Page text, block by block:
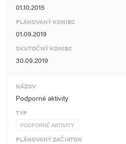
01.10.2015
PLÁNOVANÝ KONIEC
01.09.2019
SKUTOČNÝ KONIEC
30.09.2019
NÁZOV
Podporné aktivity
TYP
PODPORNÉ AKTIVITY
PLÁNOVANÝ ZAČIATOK